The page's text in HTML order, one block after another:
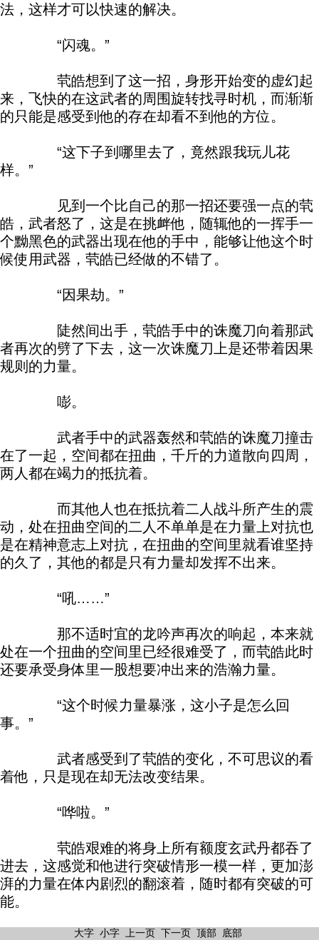
法，这样才可以快速的解决。
“闪魂。”
茕皓想到了这一招，身形开始变的虚幻起
来，飞快的在这武者的周围旋转找寻时机，而渐渐
的只能是感受到他的存在却看不到他的方位。
“这下子到哪里去了，竟然跟我玩儿花
样。”
见到一个比自己的那一招还要强一点的茕
皓，武者怒了，这是在挑衅他，随辄他的一挥手一
个黝黑色的武器出现在他的手中，能够让他这个时
候使用武器，茕皓已经做的不错了。
“因果劫。”
陡然间出手，茕皓手中的诛魔刀向着那武
者再次的劈了下去，这一次诛魔刀上是还带着因果
规则的力量。
嘭。
武者手中的武器轰然和茕皓的诛魔刀撞击
在了一起，空间都在扭曲，千斤的力道散向四周，
两人都在竭力的抵抗着。
而其他人也在抵抗着二人战斗所产生的震
动，处在扭曲空间的二人不单单是在力量上对抗也
是在精神意志上对抗，在扭曲的空间里就看谁坚持
的久了，其他的都是只有力量却发挥不出来。
“吼……”
那不适时宜的龙吟声再次的响起，本来就
处在一个扭曲的空间里已经很难受了，而茕皓此时
还要承受身体里一股想要冲出来的浩瀚力量。
“这个时候力量暴涨，这小子是怎么回
事。”
武者感受到了茕皓的变化，不可思议的看
着他，只是现在却无法改变结果。
“哗啦。”
茕皓艰难的将身上所有额度玄武丹都吞了
进去，这感觉和他进行突破情形一模一样，更加澎
湃的力量在体内剧烈的翻滚着，随时都有突破的可
能。
大字 小字 上一页 下一页 顶部 底部